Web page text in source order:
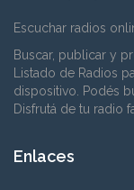
Escuchar radios
Buscar, publicar y
Listado de Radios
dispositivo. Podés
Disfrutá de tu radio
Enlaces